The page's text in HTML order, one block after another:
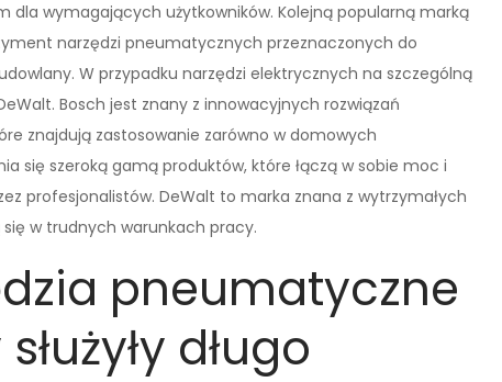
dla wymagających użytkowników. Kolejną popularną marką
narzędzi pneumatycznych przeznaczonych do
W przypadku narzędzi elektrycznych na szczególną
Bosch jest znany z innowacyjnych rozwiązań
znajdują zastosowanie zarówno w domowych
się szeroką gamą produktów, które łączą w sobie moc i
profesjonalistów. DeWalt to marka znana z wytrzymałych
w trudnych warunkach pracy.
pneumatyczne
długo